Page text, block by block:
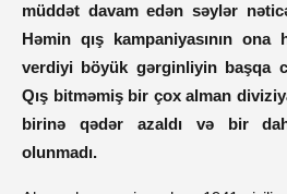
müddət davam edən səylər
Həmin qış kampaniyasının ona
verdiyi böyük gərginliyin başqa
Qış bitməmiş bir çox alman
birinə qədər azaldı və bir
olunmadı.